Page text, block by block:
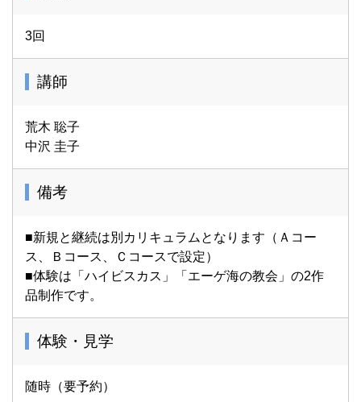
3回
講師
荒木 聡子
中沢 圭子
備考
■新規と継続は別カリキュラムとなります（Ａコー
ス、Ｂコース、Ｃコースで設定）
■体験は「ハイビスカス」「エーゲ海の教会」の2作
品制作です。
体験・見学
随時（要予約）